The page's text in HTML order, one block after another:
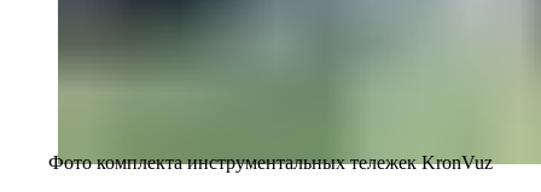
Фото комплекта инструментальных тележек KronVuz